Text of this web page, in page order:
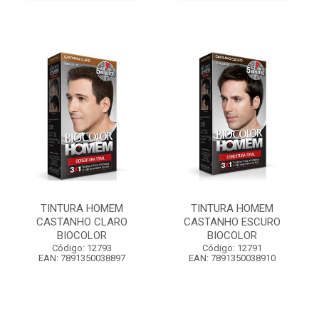
TINTURA HOMEM
CASTANHO CLARO
BIOCOLOR
Código: 12793
EAN: 7891350038897
TINTURA HOMEM
CASTANHO ESCURO
BIOCOLOR
Código: 12791
EAN: 7891350038910